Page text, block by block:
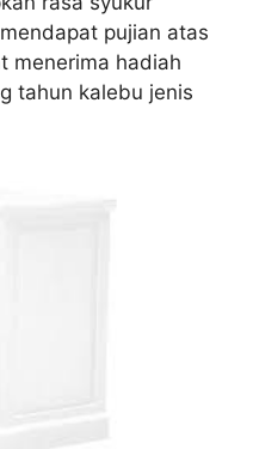
pujian atas
menerima hadiah
tahun kalebu jenis